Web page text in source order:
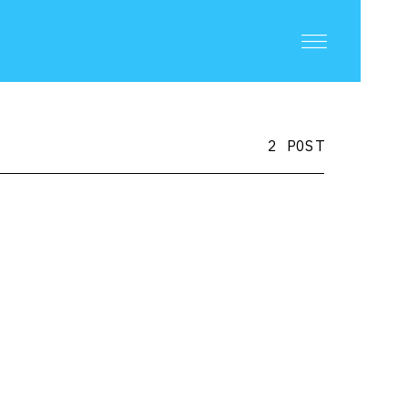
2 POST